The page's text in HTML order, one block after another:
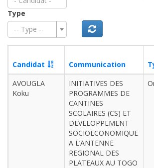
Type
-- Type --
Candidat Communication
AVOUGLA
Koku
INITIATIVES DES
PROGRAMMES DE
CANTINES
SCOLAIRES (CS) ET
DEVELOPPEMENT
SOCIOECONOMIQUE
A L’ANTENNE
REGIONAL DES
PLATEAUX AU TOGO